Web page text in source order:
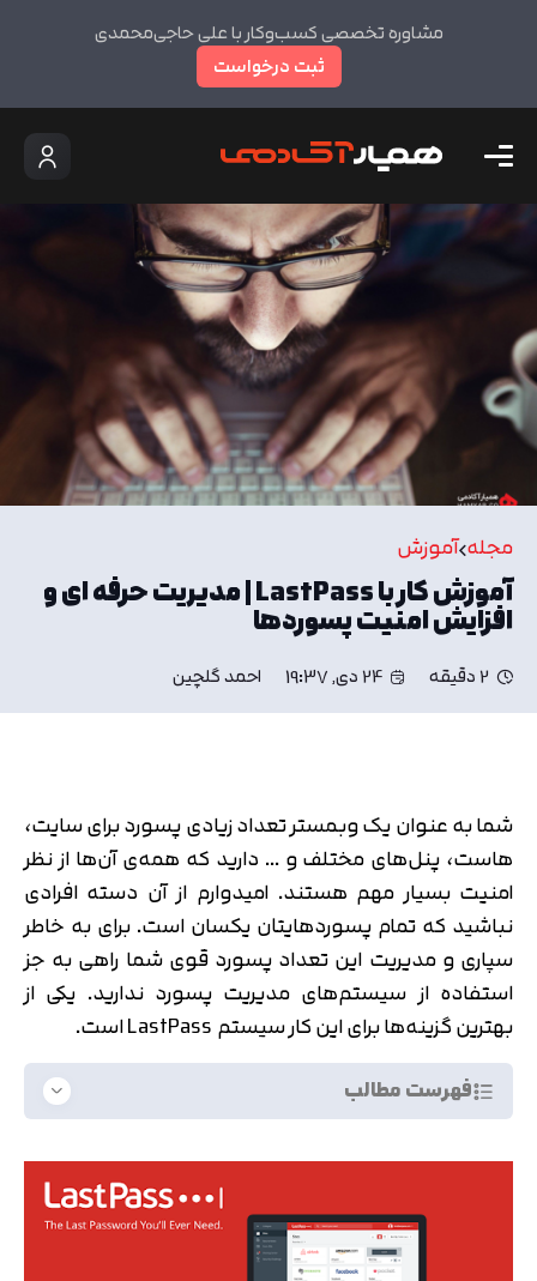
مشاوره تخصصی کسب‌وکار با علی حاجی‌محمدی
ثبت درخواست
مجله آموزش
آموزش کار با LastPass | مدیریت حرفه ای و
افزایش امنیت پسورد‌ها
2 دقیقه 24 دی, 19:37 احمد گلچین
شما به عنوان یک وبمستر تعداد زیادی پسورد برای سایت،
هاست، پنل‌های مختلف و … دارید که همه‌ی آن‌ها از نظر
امنیت بسیار مهم هستند. امیدوارم از آن دسته افرادی
نباشید که تمام پسوردهایتان یکسان است. برای به خاطر
سپاری و مدیریت این تعداد پسورد قوی شما راهی به جز
استفاده از سیستم‌های مدیریت پسورد ندارید. یکی از
بهترین گزینه‌ها برای این کار سیستم LastPass است.
فهرست مطالب